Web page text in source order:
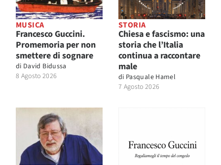
MUSICA
Francesco Guccini.
Promemoria per non
smettere di sognare
di David Bidussa
8 Agosto 2026
STORIA
Chiesa e fascismo: una
storia che l’Italia
continua a raccontare
male
di Pasquale Hamel
7 Agosto 2026